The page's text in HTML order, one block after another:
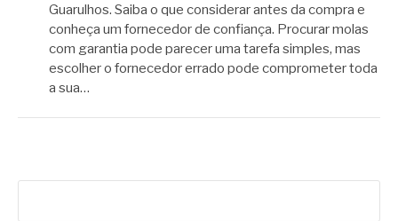
Guarulhos. Saiba o que considerar antes da compra e
conheça um fornecedor de confiança. Procurar molas
com garantia pode parecer uma tarefa simples, mas
escolher o fornecedor errado pode comprometer toda
a sua…